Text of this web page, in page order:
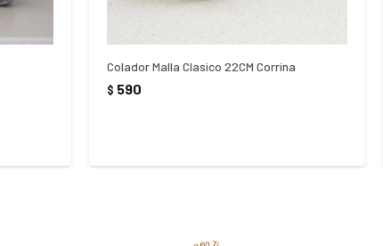
Colador Malla Clasico 22CM Corrina
$ 590